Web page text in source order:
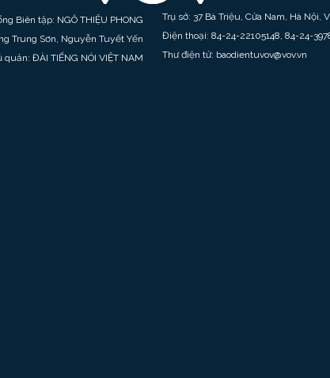
Biên tập: NGÔ THIỆU PHONG
Trung Sơn, Nguyễn Tuyết Yến
quản: ĐÀI TIẾNG NÓI VIỆT NAM
Trụ sở: 37 Bà Triệu, Cửa Nam, Hà Nội,
Điện thoại: 84-24-22105148, 84-24-
Thư điện tử: baodientuvov@vov.vn